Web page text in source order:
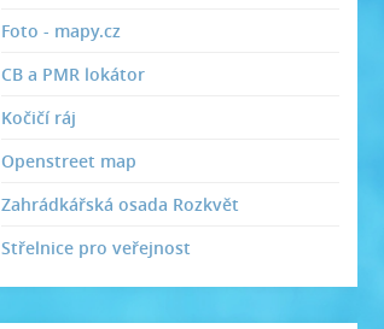
Foto - mapy.cz
CB a PMR lokátor
Kočičí ráj
Openstreet map
Zahrádkářská osada Rozkvět
Střelnice pro veřejnost